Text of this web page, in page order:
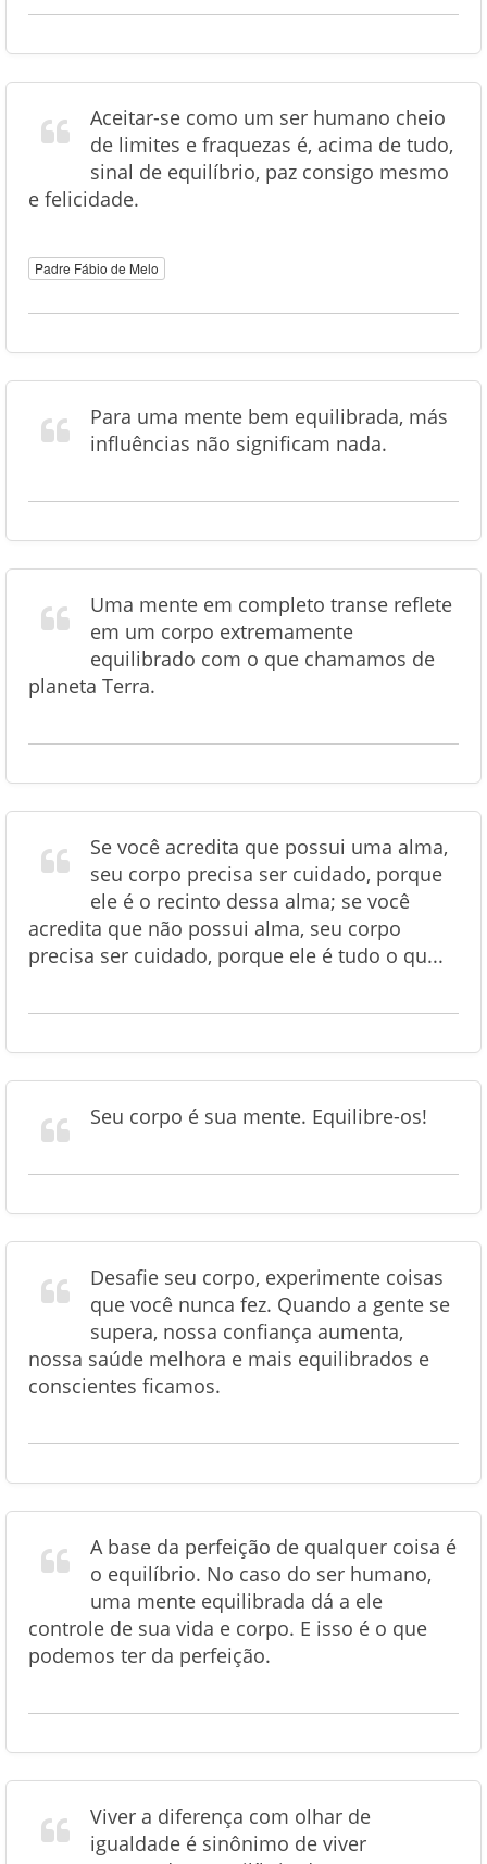
Aceitar-se como um ser humano cheio
de limites e fraquezas é, acima de tudo,
sinal de equilíbrio, paz consigo mesmo
e felicidade.
Padre Fábio de Melo
Para uma mente bem equilibrada, más
influências não significam nada.
Uma mente em completo transe reflete
em um corpo extremamente
equilibrado com o que chamamos de
planeta Terra.
Se você acredita que possui uma alma,
seu corpo precisa ser cuidado, porque
ele é o recinto dessa alma; se você
acredita que não possui alma, seu corpo
precisa ser cuidado, porque ele é tudo o qu...
Seu corpo é sua mente. Equilibre-os!
Desafie seu corpo, experimente coisas
que você nunca fez. Quando a gente se
supera, nossa confiança aumenta,
nossa saúde melhora e mais equilibrados e
conscientes ficamos.
A base da perfeição de qualquer coisa é
o equilíbrio. No caso do ser humano,
uma mente equilibrada dá a ele
controle de sua vida e corpo. E isso é o que
podemos ter da perfeição.
Viver a diferença com olhar de
igualdade é sinônimo de viver